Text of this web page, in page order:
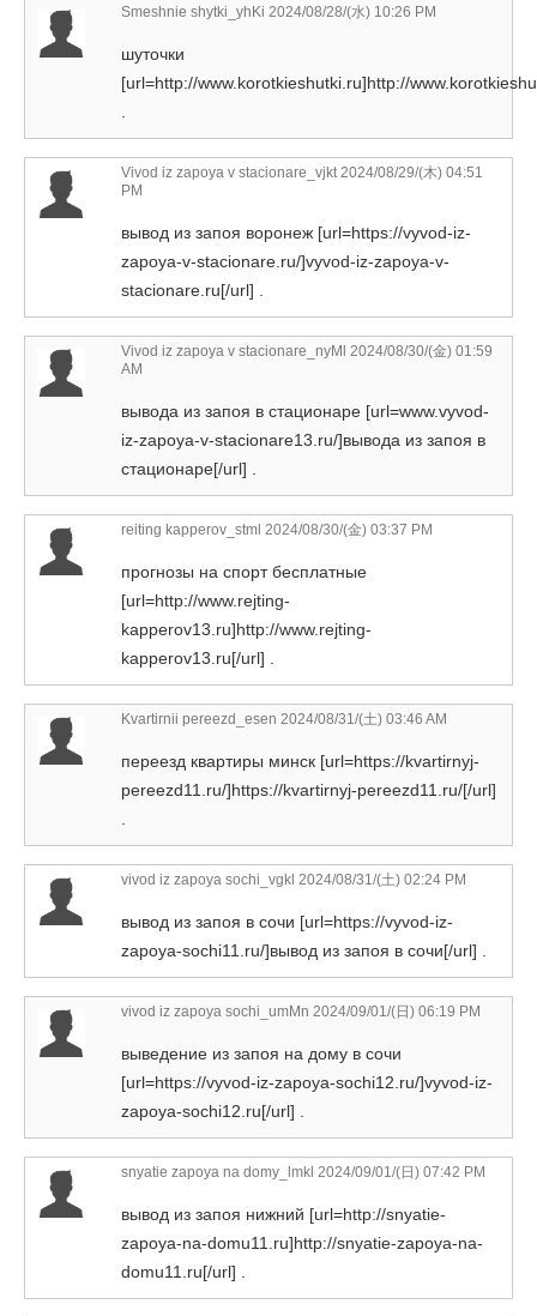
Smeshnie shytki_yhKi 2024/08/28/(水) 10:26 PM
шуточки
[url=http://www.korotkieshutki.ru]http://
Vivod iz zapoya v stacionare_vjkt 2024/08/29/(木) 04:51
PM
вывод из запоя воронеж [url=https://vyvod-iz-
zapoya-v-stacionare.ru/]vyvod-iz-zapoya-v-
stacionare.ru[/url] .
Vivod iz zapoya v stacionare_nyMl 2024/08/30/(金) 01:59
AM
вывода из запоя в стационаре [url=www.vyvod-
iz-zapoya-v-stacionare13.ru/]вывода из запоя в
стационаре[/url] .
reiting kapperov_stml 2024/08/30/(金) 03:37 PM
прогнозы на спорт бесплатные
[url=http://www.rejting-
kapperov13.ru]http://www.rejting-
kapperov13.ru[/url] .
Kvartirnii pereezd_esen 2024/08/31/(土) 03:46 AM
переезд квартиры минск [url=https://kvartirnyj-
pereezd11.ru/]https://kvartirnyj-pereezd11.ru/[/url]
vivod iz zapoya sochi_vgkl 2024/08/31/(土) 02:24 PM
вывод из запоя в сочи [url=https://vyvod-iz-
zapoya-sochi11.ru/]вывод из запоя в сочи[/url] .
vivod iz zapoya sochi_umMn 2024/09/01/(日) 06:19 PM
выведение из запоя на дому в сочи
[url=https://vyvod-iz-zapoya-sochi12.ru/]vyvod-iz-
zapoya-sochi12.ru[/url] .
snyatie zapoya na domy_lmkl 2024/09/01/(日) 07:42 PM
вывод из запоя нижний [url=http://snyatie-
zapoya-na-domu11.ru]http://snyatie-zapoya-na-
domu11.ru[/url] .